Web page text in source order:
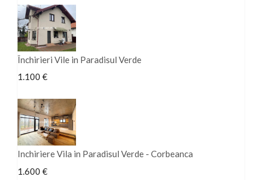
Închirieri Vile in Paradisul Verde
1.100 €
Inchiriere Vila in Paradisul Verde - Corbeanca
1.600 €